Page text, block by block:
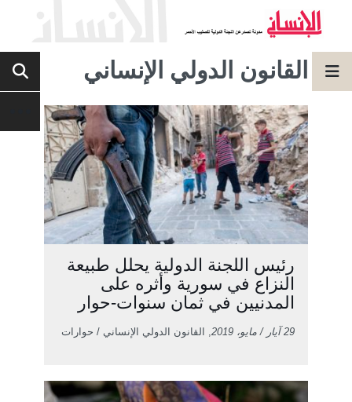
القانون الدولي الإنساني
رئيس اللجنة الدولية يحلل طبيعة
النزاع في سورية وأثره على
المدنيين في ثمان سنوات-حوار
29 آيار / مايو، 2019 , القانون الدولي الإنساني / حوارات